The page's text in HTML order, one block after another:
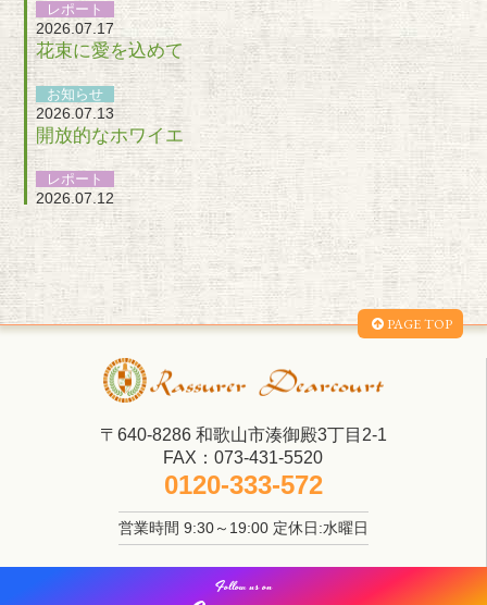
レポート
2026.07.17
花束に愛を込めて
お知らせ
2026.07.13
開放的なホワイエ
レポート
2026.07.12
ご縁が結ばれるのを願って
お知らせ
2026.07.12
おにぎりバイト
2026.07.10
緑溢れるガーデン
お知らせ
お盆休みのお知らせ
PAGE TOP
〒640-8286 和歌山市湊御殿3丁目2-1
FAX：073-431-5520
0120-333-572
営業時間 9:30～19:00 定休日:水曜日
Follow us on